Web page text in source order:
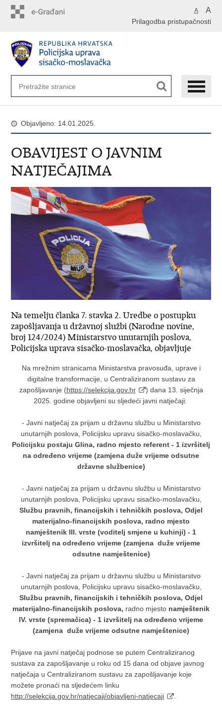
A A
Prilagodba pristupačnosti
Objavljeno: 14.01.2025.
OBAVIJEST O JAVNIM
NATJEČAJIMA
Na temelju članka 7. stavka 2. Uredbe o postupku
zapošljavanja u državnoj službi (Narodne novine,
broj 124/2024) Ministarstvo unutarnjih poslova,
Policijska uprava sisačko-moslavačka, objavljuje
Na mrežnim stranicama Ministarstva pravosuđa, uprave i
digitalne transformacije, u Centraliziranom sustavu za
zapošljavanje (https://selekcija.gov.hr
) dana 13. siječnja
2025. godine objavljeni su sljedeći javni natječaji:
- Javni natječaj za prijam u državnu službu u Ministarstvo
unutarnjih poslova, Policijsku upravu sisačko-moslavačku,
Policijsku postaju Glina, radno mjesto referent - 1 izvršitelj
na određeno vrijeme (zamjena duže vrijeme odsutne
državne službenice)
- Javni natječaj za prijam u državnu službu u Ministarstvo
unutarnjih poslova, Policijsku upravu sisačko-moslavačku,
Službu pravnih, financijskih i tehničkih poslova, Odjel
materijalno-financijskih poslova, radno mjesto
namještenik III. vrste (voditelj smjene u kuhinji) - 1
izvršitelj na određeno vrijeme (zamjena duže vrijeme
odsutne namještenice)
- Javni natječaj za prijam u državnu službu u Ministarstvo
unutarnjih poslova, Policijsku upravu sisačko-moslavačku,
Službu pravnih, financijskih i tehničkih poslova, Odjel
materijalno-financijskih poslova, radno mjesto namještenik
IV. vrste (spremačica) - 1 izvršitelj na određeno vrijeme
(zamjena duže vrijeme odsutne namještenice)
Prijave na javni natječaj podnose se putem Centraliziranog
sustava za zapošljavanje u roku od 15 dana od objave javnog
natječaja u Centraliziranom sustavu za zapošljavanje koje
možete pronaći na sljedećem linku
http://selekcija.gov.hr/natjecaji/objavljeni-natjecaji